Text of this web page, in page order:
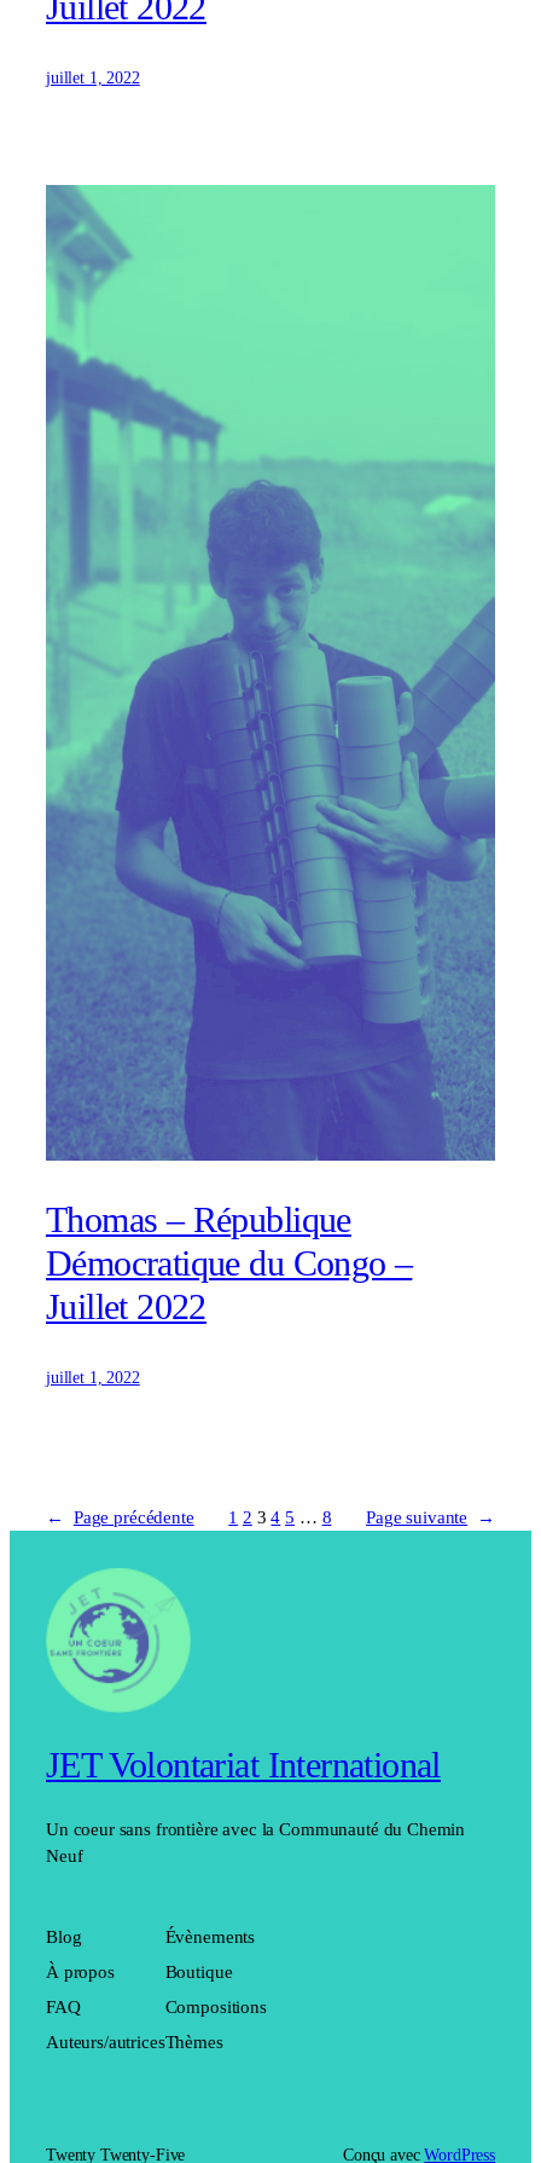
juillet 1, 2022
Thomas – République
Démocratique du Congo –
Juillet 2022
juillet 1, 2022
← Page précédente 1 2 3 4 5 … 8 Page suivante →
JET Volontariat International
Un coeur sans frontière avec la Communauté du Chemin
Neuf
Blog
À propos
FAQ
Auteurs/autrices
Évènements
Boutique
Compositions
Thèmes
Twenty Twenty-Five Conçu avecWordPress